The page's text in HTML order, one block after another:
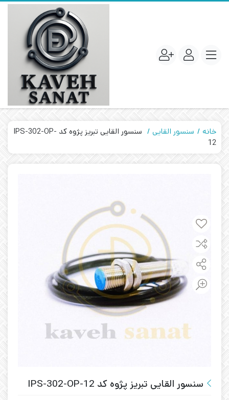
خانه سنسور القایی
سنسور القایی تبریز پژوه کد IPS-302-OP-
12
سنسور القایی تبریز پژوه کد IPS-302-OP-12